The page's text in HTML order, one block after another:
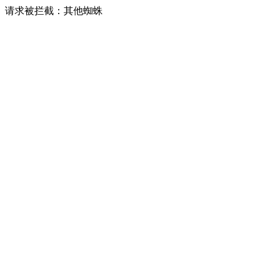
请求被拦截：其他蜘蛛